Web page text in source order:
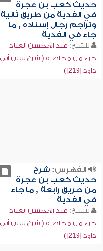
حديث كعب بن عجرة
في الفدية من طريق ثانية
وتراجم رجال إسناده , ما
جاء في الفدية
للشيخ: عبد المحسن العباد
جزء من محاضرة ( شرح سنن أبي
داود [219])
الفهرس: شرح
حديث كعب بن عجرة
من طريق رابعة , ما جاء
في الفدية
للشيخ: عبد المحسن العباد
جزء من محاضرة ( شرح سنن أبي
داود [219])